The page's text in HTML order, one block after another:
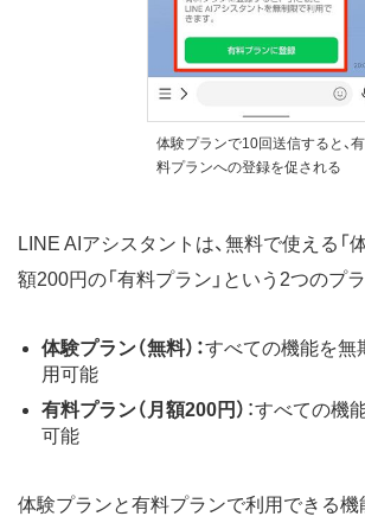
体験プランで10回送信すると、有
料プランへの登録を促される
LINE AIアシスタントは、無料で使える「
額200円の「有料プラン」という2つのプ
体験プラン（無料）：すべての機能を無
用可能
有料プラン（月額200円） ：すべての機
可能
体験プランと有料プランで利用できる